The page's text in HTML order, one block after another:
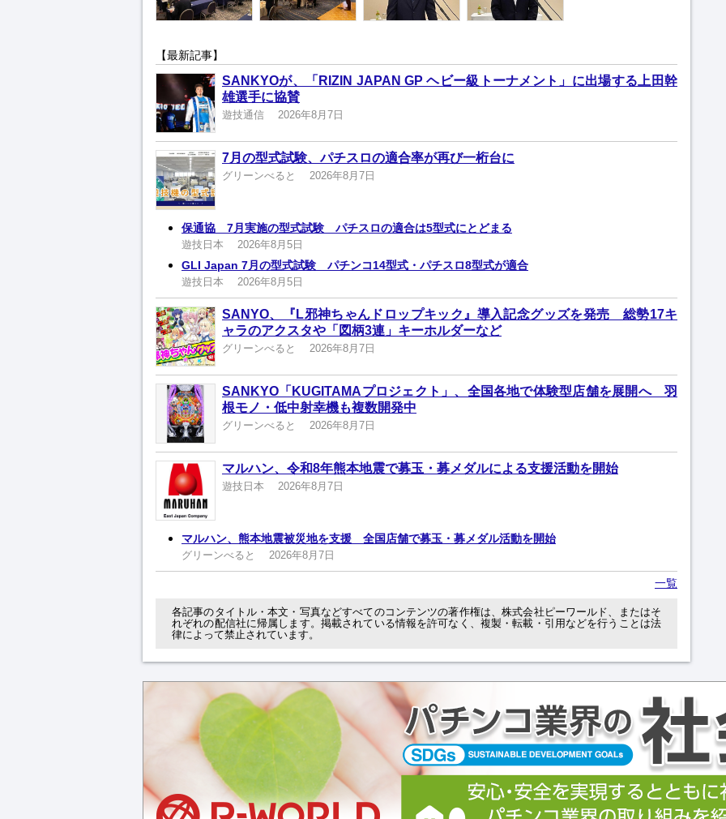
【最新記事】
SANKYOが、「RIZIN JAPAN GP ヘビー級トーナメント」に出場する上田幹
雄選手に協賛
遊技通信 2026年8月7日
7月の型式試験、パチスロの適合率が再び一桁台に
グリーンべると 2026年8月7日
保通協 7月実施の型式試験 パチスロの適合は5型式にとどまる
遊技日本 2026年8月5日
GLI Japan 7月の型式試験 パチンコ14型式・パチスロ8型式が適合
遊技日本 2026年8月5日
SANYO、『L邪神ちゃんドロップキック』導入記念グッズを発売 総勢17キ
ャラのアクスタや「図柄3連」キーホルダーなど
グリーンべると 2026年8月7日
SANKYO「KUGITAMAプロジェクト」、全国各地で体験型店舗を展開へ 羽
根モノ・低中射幸機も複数開発中
グリーンべると 2026年8月7日
マルハン、令和8年熊本地震で募玉・募メダルによる支援活動を開始
遊技日本 2026年8月7日
マルハン、熊本地震被災地を支援 全国店舗で募玉・募メダル活動を開始
グリーンべると 2026年8月7日
一覧
各記事のタイトル・本文・写真などすべてのコンテンツの著作権は、株式会社ピーワールド、またはそ
れぞれの配信社に帰属します。掲載されている情報を許可なく、複製・転載・引用などを行うことは法
律によって禁止されています。